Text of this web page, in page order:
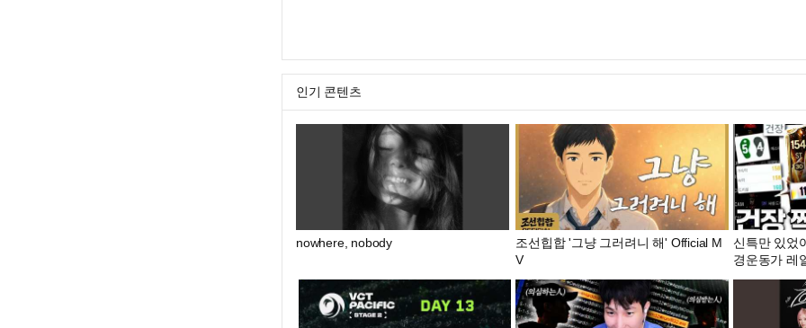
인기 콘텐츠
nowhere, nobody
조선힙합 '그냥 그러려니 해' Official M
V
신특만 있었
경운동가 레